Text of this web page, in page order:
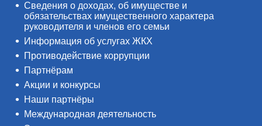
Сведения о доходах, об имуществе и
обязательствах имущественного характера
руководителя и членов его семьи
Информация об услугах ЖКХ
Противодействие коррупции
Партнёрам
Акции и конкурсы
Наши партнёры
Международная деятельность